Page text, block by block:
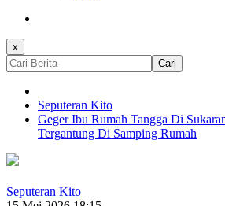
x
Cari
Seputeran Kito
Geger Ibu Rumah Tangga Di
Tergantung Di Samping Rumah
Seputeran Kito